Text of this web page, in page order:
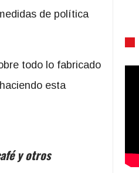
de política
todo lo fabricado
esta
y otros